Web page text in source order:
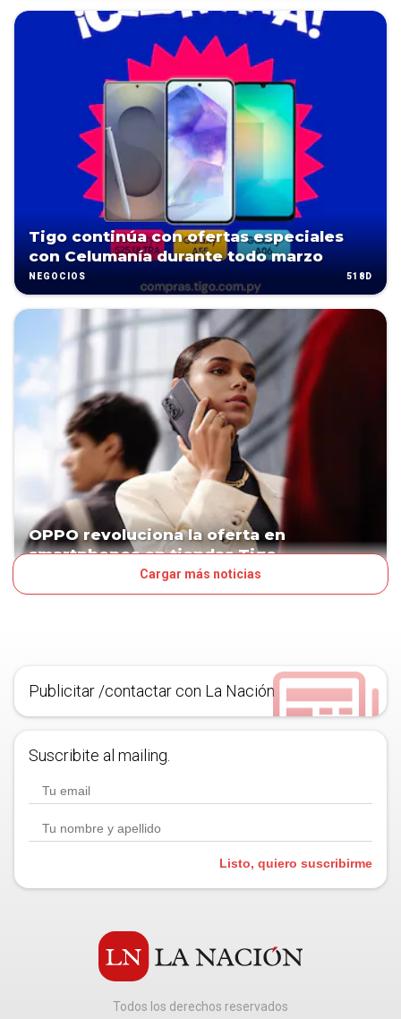
Tigo continúa con ofertas especiales
con Celumanía durante todo marzo
NEGOCIOS 518D
OPPO revoluciona la oferta en
smartphones en tiendas Tigo
Cargar más noticias
Publicitar /contactar con La Nación
Suscribite al mailing.
Listo, quiero suscribirme
Todos los derechos reservados